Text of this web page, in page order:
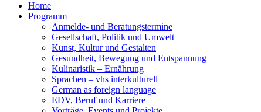
Home
Programm
Anmelde- und Beratungstermine
Gesellschaft, Politik und Umwelt
Kunst, Kultur und Gestalten
Gesundheit, Bewegung und Entspannung
Kulinaristik – Ernährung
Sprachen – vhs interkulturell
German as foreign language
EDV, Beruf und Karriere